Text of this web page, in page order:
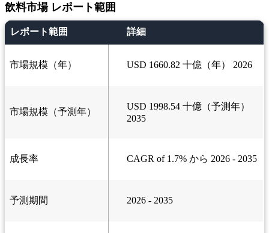
飲料市場 レポート範囲
レポート範囲 詳細
市場規模（年） USD 1660.82 十億（年） 2026
市場規模（予測年）
USD 1998.54 十億（予測年）
2035
成長率 CAGR of 1.7% から 2026 - 2035
予測期間 2026 - 2035